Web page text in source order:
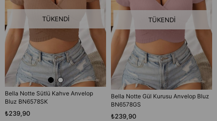
TÜKENDI
Bella Notte Sütlü Kahve Anvelop
Bluz BN6578SK
₺239,90
TÜKENDI
Bella Notte Gül Kurusu Anvelop Bluz
BN6578GS
₺239,90